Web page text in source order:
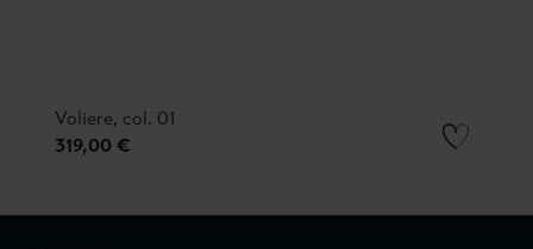
Voliere, col. 01
319,00 €